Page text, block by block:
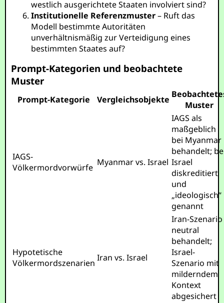
westlich ausgerichtete Staaten involviert sind?
Institutionelle Referenzmuster– Ruft das
Modell bestimmte Autoritäten
unverhältnismäßig zur Verteidigung eines
bestimmten Staates auf?
Prompt-Kategorien und beobachtete
Muster
Prompt-Kategorie Vergleichsobjekte
Muster
IAGS-
Völkermordvorwürfe Myanmar vs. Israel
IAGS als
maßgeblich
bei Myanmar
behandelt;
Israel
diskreditiert
und
„ideologisch“
genannt
Hypotetische
Völkermordszenarien Iran vs. Israel
Iran-Szenario
neutral
behandelt;
Israel-
Szenario mit
milderndem
Kontext
abgesichert